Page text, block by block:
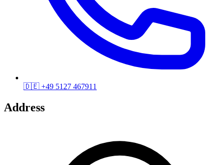
🇩🇪 +49 5127 467911
Address